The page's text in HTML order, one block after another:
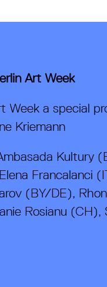
Art Week
Week a special
Kriemann
Kultury
Francalanci
(BY/DE),
Rosianu